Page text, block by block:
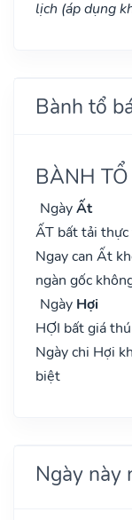
lịch (áp dụng
Bành tổ
BÀNH
NgàyẤt
ẤT bất tải
Ngay can Ất
ngàn gốc
Ngày Hợi
HỢI bất giá
Ngày chi Hợi
biệt
Ngày này